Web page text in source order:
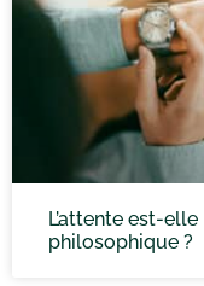
L’attente est-
philosophique ?